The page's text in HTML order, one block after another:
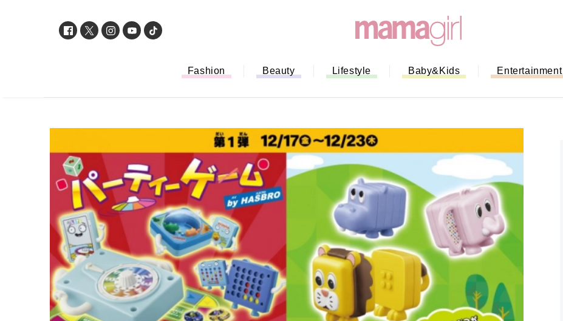
Fashion Beauty Lifestyle Baby&Kids Entertainment
「もう行列に並ばない！」ミスドのモ
バイルオーダー完全ガイド｜支払い方
法から受け取り方までネットオーダー
を徹底解説